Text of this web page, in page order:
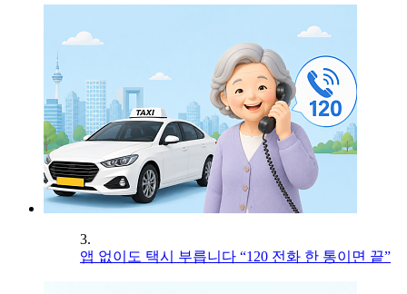
3.
앱 없이도 택시 부릅니다 “120 전화 한 통이면 끝”